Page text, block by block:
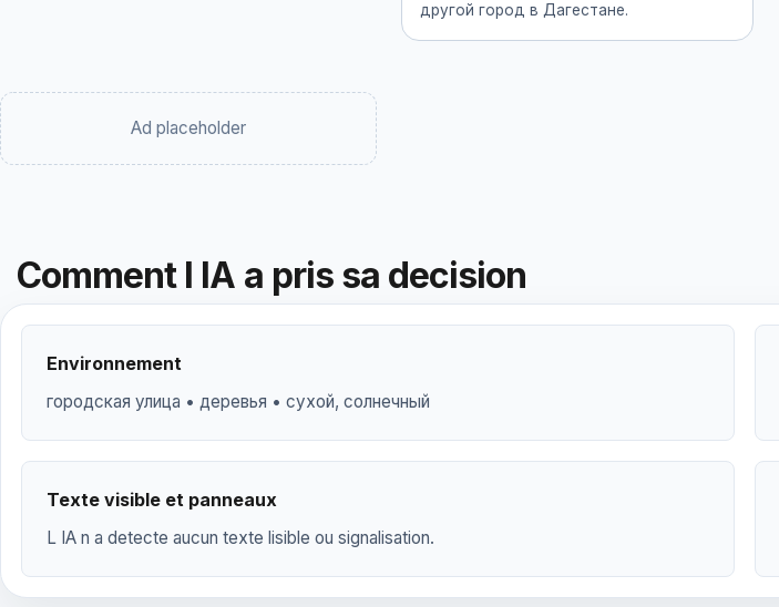
другой город в Дагестане.
Ad placeholder
Comment l IA a pris sa decision
Environnement
городская улица • деревья • сухой, солнечный
Texte visible et panneaux
L IA n a detecte aucun texte lisible ou signalisation.